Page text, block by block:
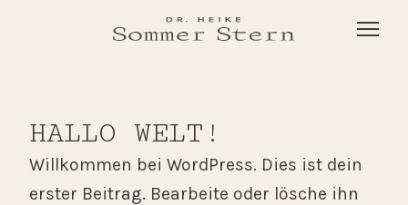
HALLO WELT!
Willkommen bei WordPress. Dies ist dein
erster Beitrag. Bearbeite oder lösche ihn